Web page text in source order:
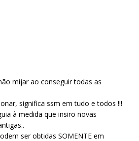
mijar ao conseguir todas as
significa ssm em tudo e todos !!!
à medida que insiro novas
ser obtidas SOMENTE em